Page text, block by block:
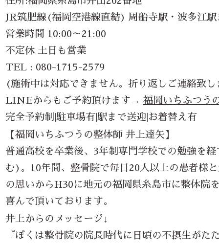
JR筑肥線(福岡空港線直結) 周船寺駅・波多江駅
営業時間 10:00～21:00
不定休 土日も営業
TEL : 080-1715-2579
(施術中は対応できません。折り返しご連絡致
LINEからもご予約頂けます→ 福岡いちふつう
完全予約制|駐車場有|駅まで送迎|お着替え有
【福岡いちふつうの整体師 井上達矢】
普通高校を卒業後、3年制専門学校での勉強を
む)。10年間、整骨院で毎日20人以上の患者様
の思いからH30に地元の福岡県糸島市に整体院
喜んで頂いております。
井上からのメッセージ↓
『ぼくは整骨院の院長時代に日頃の不摂生が